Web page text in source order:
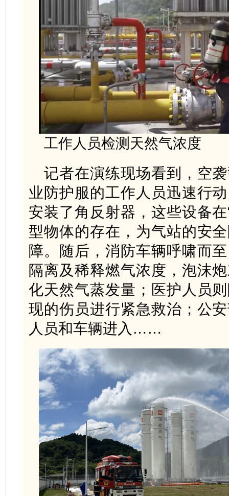
工作人员检测天然气浓度
记者在演练现场看到，空
业防护服的工作人员迅速行
安装了角反射器，这些设备
型物体的存在，为气站的安
障。随后，消防车辆呼啸而
隔离及稀释燃气浓度，泡沫
化天然气蒸发量；医护人员
现的伤员进行紧急救治；公
人员和车辆进入……